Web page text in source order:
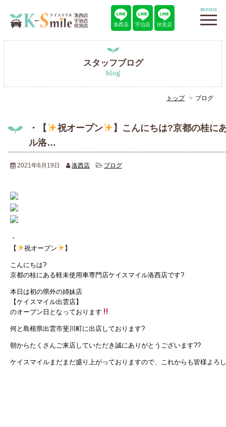
洛西店 宇治店 伏見店
menu
スタッフブログ
blog
トップ ブログ
・【 祝オープン
】こんにちは?京都の桂に
ル洛…
2021年6月19日 洛西店 ブログ
・
【
祝オープン 】
こんにちは?
京都の桂にある軽未使用車専門店ケイスマイル洛西店です?
本日は初の県外の姉妹店
【ケイスマイル出雲店】
のオープン日となっております
何と島根県出雲市斐川町に出店しております?
朝からたくさんご来店していただき誠にありがとうございます??
ケイスマイルまだまだ盛り上がっておりますので、これからも皆様よろ